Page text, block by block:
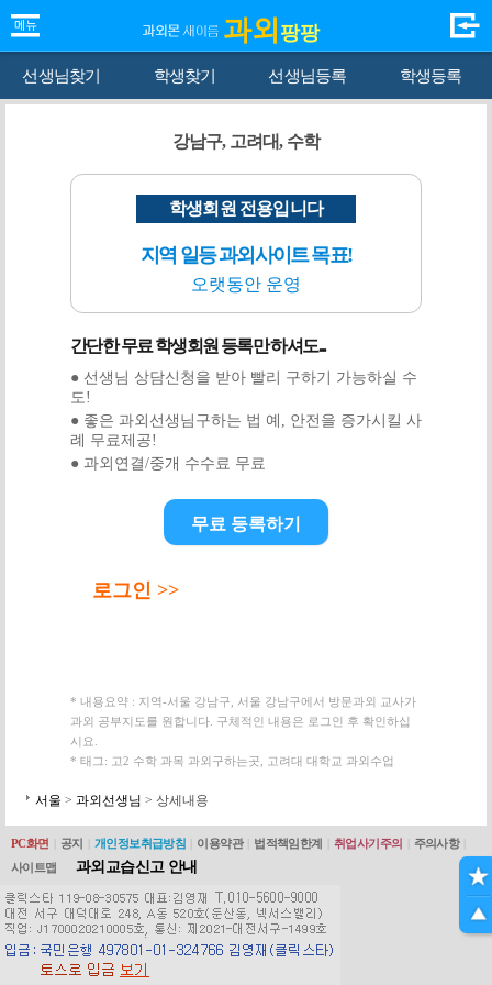
과외 팡팡
선생님찾기 학생찾기 선생님등록 학생등록
강남구, 고려대, 수학
학생회원 전용입니다
지역 일등 과외사이트 목표!
오랫동안 운영
간단한 무료 학생회원 등록만 하셔도...
● 선생님 상담신청을 받아 빨리 구하기 가능하실 수
도!
● 좋은 과외선생님구하는 법 예, 안전을 증가시킬 사
례 무료제공!
● 과외연결/중개 수수료 무료
무료 등록하기
로그인 >>
* 내용요약 : 지역-서울 강남구, 서울 강남구에서 방문과외 교사가
과외 공부지도를 원합니다. 구체적인 내용은 로그인 후 확인하십
시요.
* 태그: 고2 수학 과목 과외구하는곳, 고려대 대학교 과외수업
서울 > 과외선생님 > 상세내용
PC화면 공지 개인정보취급방침 이용약관 법적책임한계 취업사기주의 주의사항
사이트맵
과외교습신고 안내